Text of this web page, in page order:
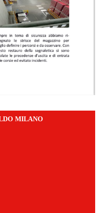
MILANO